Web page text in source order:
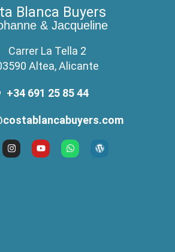
Blanca Buyers
& Jacqueline
Carrer La Tella 2
Altea, Alicante
+34 691 25 85 44